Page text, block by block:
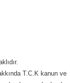
T.C.K kanun ve